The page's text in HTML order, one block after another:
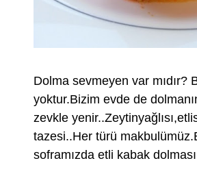
Dolma sevmeyen var mıdır?
yoktur.Bizim evde de
zevkle
tazesi..Her türü
soframızda etli kabak